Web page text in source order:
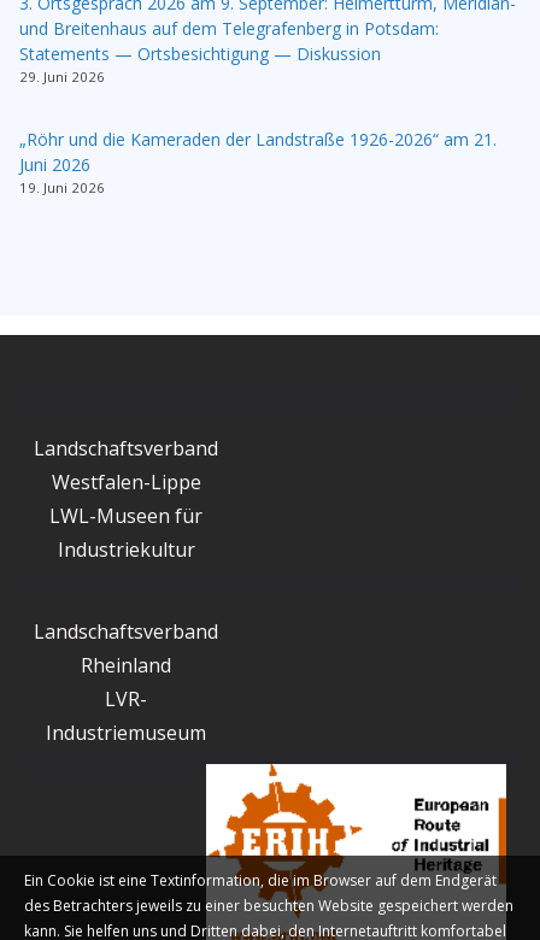
und Breitenhaus auf dem Telegrafenberg in Potsdam:
Statements — Ortsbesichtigung — Diskussion
29. Juni 2026
„Röhr und die Kameraden der Landstraße 1926-2026“ am 21.
Juni 2026
19. Juni 2026
Landschaftsverband
Westfalen-Lippe
LWL-Museen für
Industriekultur
Landschaftsverband
Rheinland
LVR-
Industriemuseum
Ein Cookie ist eine Textinformation, die im Browser auf dem Endgerät
des Betrachters jeweils zu einer besuchten Website gespeichert werden
kann. Sie helfen uns und Dritten dabei, den Internetauftritt komfortabel